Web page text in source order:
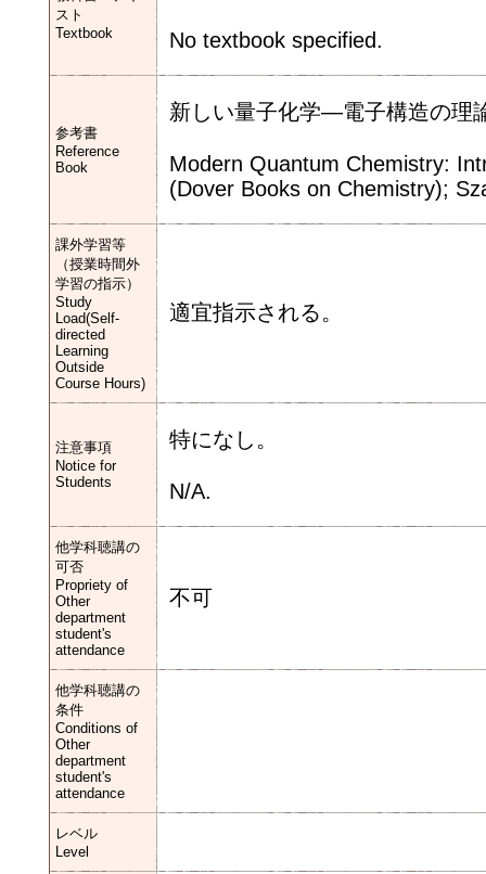
スト
Textbook
No textbook specified.
参考書
Reference
Book
新しい量子化学―電子構造の理
Modern Quantum Chemistry:
(Dover Books on Chemistry);
課外学習等
（授業時間外
学習の指示）
Study
Load(Self-
directed
Learning
Outside
Course Hours)
適宜指示される。
注意事項
Notice for
Students
特になし。
N/A.
他学科聴講の
可否
Propriety of
Other
department
student's
attendance
不可
他学科聴講の
条件
Conditions of
Other
department
student's
attendance
レベル
Level